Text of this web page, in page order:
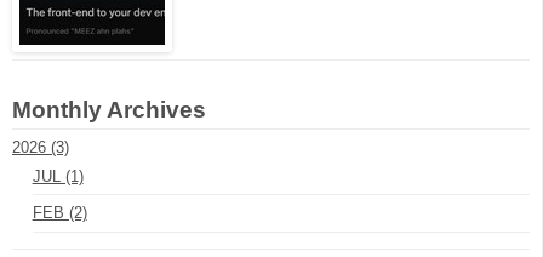
Monthly Archives
2026 (3)
JUL (1)
FEB (2)